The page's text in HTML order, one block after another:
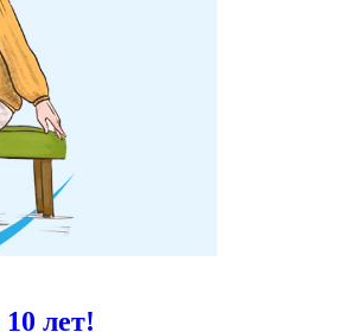
10 лет!